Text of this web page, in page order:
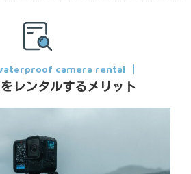
camera rental
レンタルするメリット